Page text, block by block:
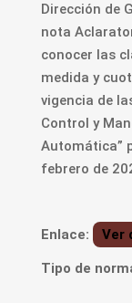
Dirección de
nota
conocer las
medida y
vigencia de
Control y
Automática”
febrero de
Enlace: Ver
Tipo de